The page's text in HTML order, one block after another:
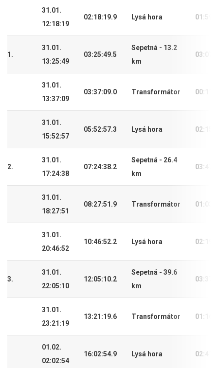
31.01.
12:18:19
02:18:19.9 Lysá hora
1.
31.01.
13:25:49
03:25:49.5
Sepetná - 13.2
km
31.01.
13:37:09
03:37:09.0 Transformátor
31.01.
15:52:57
05:52:57.3 Lysá hora
2.
31.01.
17:24:38
07:24:38.2
Sepetná - 26.4
km
31.01.
18:27:51
08:27:51.9 Transformátor
31.01.
20:46:52
10:46:52.2 Lysá hora
3.
31.01.
22:05:10
12:05:10.2
Sepetná - 39.6
km
31.01.
23:21:19
13:21:19.6 Transformátor
01.02.
02:02:54
16:02:54.9 Lysá hora